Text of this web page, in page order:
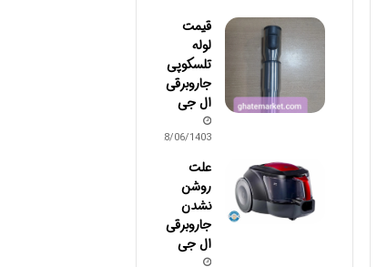
قیمت
لوله
تلسکوپی
جاروبرقی
ال جی
28/06/1403
علت
روشن
نشدن
جاروبرقی
ال جی